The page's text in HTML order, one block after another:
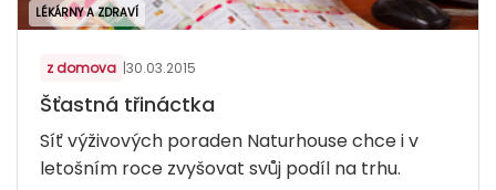
LÉKÁRNY A ZDRAVÍ
z domova |30.03.2015
Šťastná třináctka
Síť výživových poraden Naturhouse chce i v
letošním roce zvyšovat svůj podíl na trhu.